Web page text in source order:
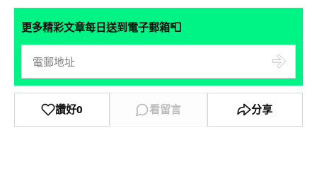
更多精彩文章每日送到電子郵箱📮
讚好0 看留言 分享